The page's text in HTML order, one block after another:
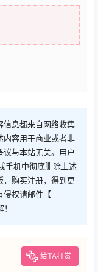
信息都来自网络收集
内容用于商业或者非
与本站无关。用户
手机中彻底删除上述
，购买注册，得到更
侵权请邮件【
给TA打赏